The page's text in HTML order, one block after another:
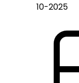
10-2025